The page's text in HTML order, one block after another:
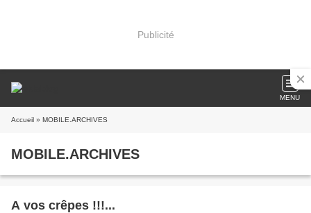
Publicité
MENU
Accueil » MOBILE.ARCHIVES
MOBILE.ARCHIVES
A vos crêpes !!!...